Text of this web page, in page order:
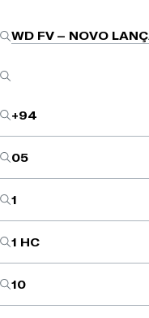
WD FV – NOVO
+94
05
1
1 HC
10